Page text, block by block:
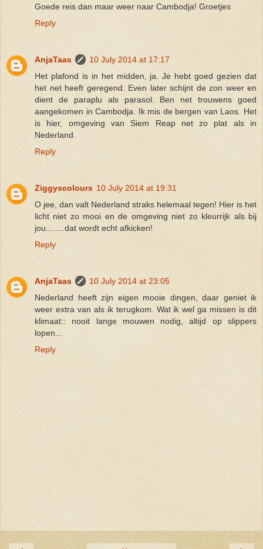
Goede reis dan maar weer naar Cambodja! Groetjes
Reply
AnjaTaas
10 July 2014 at 17:17
Het plafond is in het midden, ja. Je hebt goed gezien dat
het net heeft geregend. Even later schijnt de zon weer en
dient de paraplu als parasol. Ben net trouwens goed
aangekomen in Cambodja. Ik mis de bergen van Laos. Het
is hier, omgeving van Siem Reap net zo plat als in
Nederland.
Reply
Ziggyscolours 10 July 2014 at 19:31
O jee, dan valt Nederland straks helemaal tegen! Hier is het
licht niet zo mooi en de omgeving niet zo kleurrijk als bij
jou........dat wordt echt afkicken!
Reply
AnjaTaas
10 July 2014 at 23:05
Nederland heeft zijn eigen mooie dingen, daar geniet ik
weer extra van als ik terugkom. Wat ik wel ga missen is dit
klimaat:: nooit lange mouwen nodig, altijd op slippers
lopen...
Reply